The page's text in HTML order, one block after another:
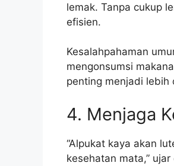
lemak. Tanpa cukup
efisien.
Kesalahpahaman
mengonsumsi
penting menjadi lebih
4. Menjaga
“Alpukat kaya akan
kesehatan mata,”